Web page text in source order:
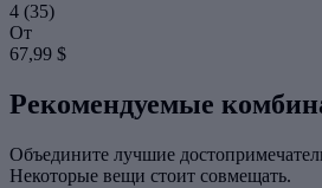
4 (35)
От
67,99 $
Рекомендуемые
Объедините лучшие
Некоторые вещи стоит совмещать.